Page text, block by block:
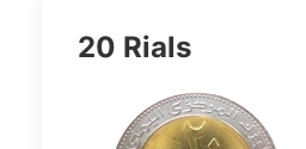
20 Rials